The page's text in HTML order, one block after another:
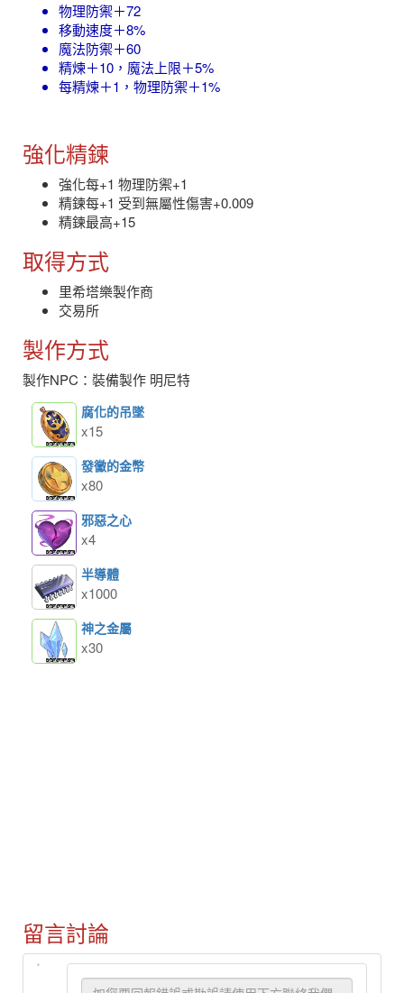
物理防禦＋72
移動速度＋8%
魔法防禦＋60
精煉＋10，魔法上限＋5%
每精煉＋1，物理防禦＋1%
強化精鍊
強化每+1 物理防禦+1
精鍊每+1 受到無屬性傷害+0.009
精鍊最高+15
取得方式
里希塔樂製作商
交易所
製作方式
製作NPC：裝備製作 明尼特
腐化的吊墜
x15
發黴的金幣
x80
邪惡之心
x4
半導體
x1000
神之金屬
x30
留言討論